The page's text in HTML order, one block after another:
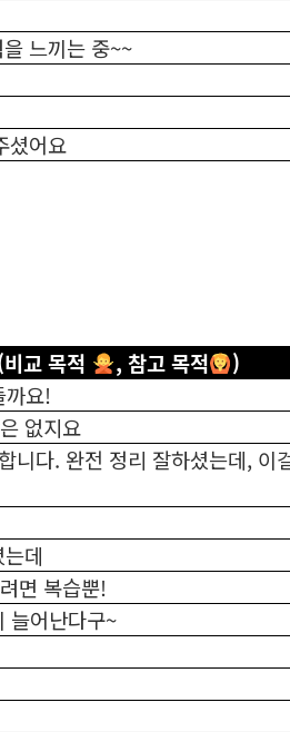
느끼는 중~~
셨어요
교 목적 , 참고 목적 )
까요!
없지요
니다. 완전 정리 잘하셨는데, 이
데
면 복습뿐!
늘어난다구~